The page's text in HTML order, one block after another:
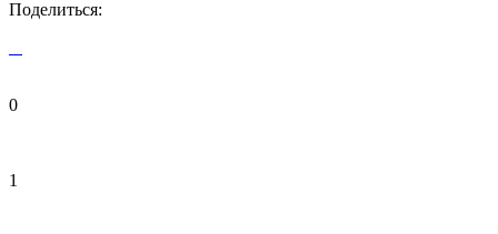
Поделиться:
0
1